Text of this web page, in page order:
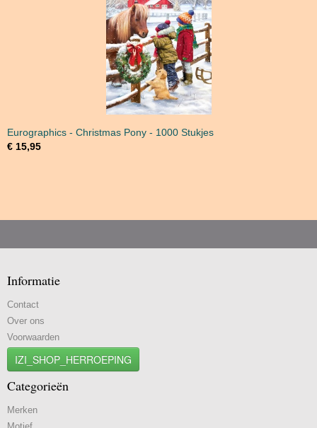
Eurographics - Christmas Pony - 1000 Stukjes
€ 15,95
Informatie
Contact
Over ons
Voorwaarden
IZI_SHOP_HERROEPING
Categorieën
Merken